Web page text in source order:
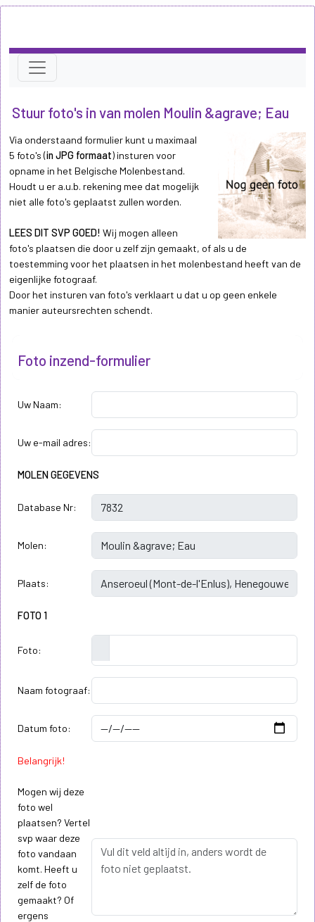
Stuur foto's in van molen Moulin &agrave; Eau
Via onderstaand formulier kunt u maximaal
5 foto's (in JPG formaat) insturen voor
opname in het Belgische Molenbestand.
Houdt u er a.u.b. rekening mee dat mogelijk
niet alle foto's geplaatst zullen worden.
LEES DIT SVP GOED! Wij mogen alleen
foto's plaatsen die door u zelf zijn gemaakt, of als u de
toestemming voor het plaatsen in het molenbestand heeft van de
eigenlijke fotograaf.
Door het insturen van foto's verklaart u dat u op geen enkele
manier auteursrechten schendt.
Foto inzend-formulier
Uw Naam:
Uw e-mail adres:
MOLEN GEGEVENS
Database Nr:
Molen:
Plaats:
FOTO 1
Foto:
Naam fotograaf:
Datum foto:
Belangrijk!
Mogen wij deze
foto wel
plaatsen? Vertel
svp waar deze
foto vandaan
komt. Heeft u
zelf de foto
gemaakt? Of
ergens